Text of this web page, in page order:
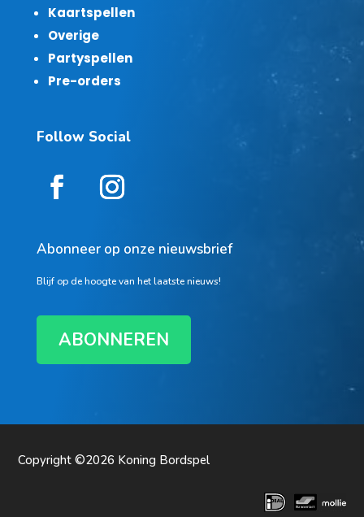
Kaartspellen
Overige
Partyspellen
Pre-orders
Follow Social
Abonneer op onze nieuwsbrief
Blijf op de hoogte van het laatste nieuws!
ABONNEREN
Copyright ©2026 Koning Bordspel